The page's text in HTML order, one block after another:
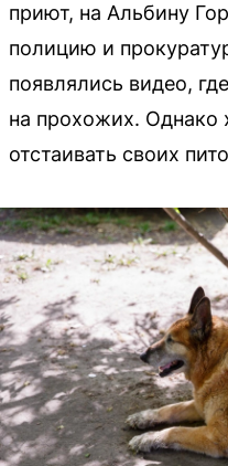
приют, на Альбину
полицию и
появлялись видео,
на прохожих. Однако
отстаивать своих